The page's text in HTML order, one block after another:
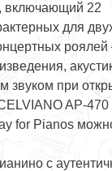
включающий 22
для
звуком при
AP-470
for Pianos
с